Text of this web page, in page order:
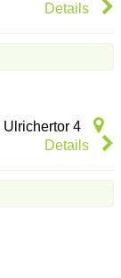
Details
Ulrichertor 4
Details